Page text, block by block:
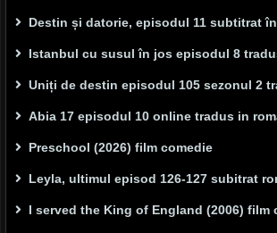
Destin și datorie, episodul 11 subtitrat
Istanbul cu susul în jos episodul 8
Uniți de destin episodul 105 sezonul 2
Abia 17 episodul 10 online tradus in
Preschool (2026) film comedie
Leyla, ultimul episod 126-127 subitrat
I served the King of England (2006) film